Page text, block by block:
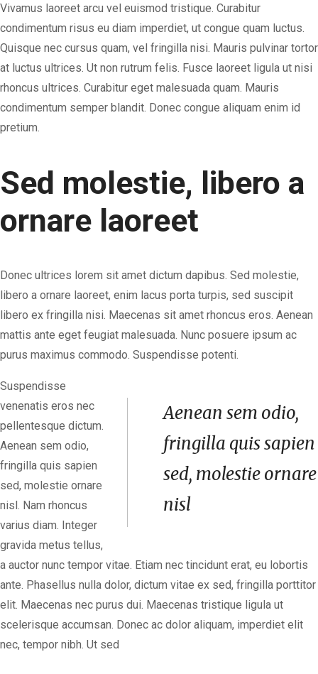
Vivamus laoreet arcu vel euismod tristique. Curabitur
condimentum risus eu diam imperdiet, ut congue quam luctus.
Quisque nec cursus quam, vel fringilla nisi. Mauris pulvinar tortor
at luctus ultrices. Ut non rutrum felis. Fusce laoreet ligula ut nisi
rhoncus ultrices. Curabitur eget malesuada quam. Mauris
condimentum semper blandit. Donec congue aliquam enim id
pretium.
Sed molestie, libero a
ornare laoreet
Donec ultrices lorem sit amet dictum dapibus. Sed molestie,
libero a ornare laoreet, enim lacus porta turpis, sed suscipit
libero ex fringilla nisi. Maecenas sit amet rhoncus eros. Aenean
mattis ante eget feugiat malesuada. Nunc posuere ipsum ac
purus maximus commodo. Suspendisse potenti.
Aenean sem odio,
fringilla quis sapien
sed, molestie ornare
nisl
Suspendisse
venenatis eros nec
pellentesque dictum.
Aenean sem odio,
fringilla quis sapien
sed, molestie ornare
nisl. Nam rhoncus
varius diam. Integer
gravida metus tellus,
a auctor nunc tempor vitae. Etiam nec tincidunt erat, eu lobortis
ante. Phasellus nulla dolor, dictum vitae ex sed, fringilla porttitor
elit. Maecenas nec purus dui. Maecenas tristique ligula ut
scelerisque accumsan. Donec ac dolor aliquam, imperdiet elit
nec, tempor nibh. Ut sed